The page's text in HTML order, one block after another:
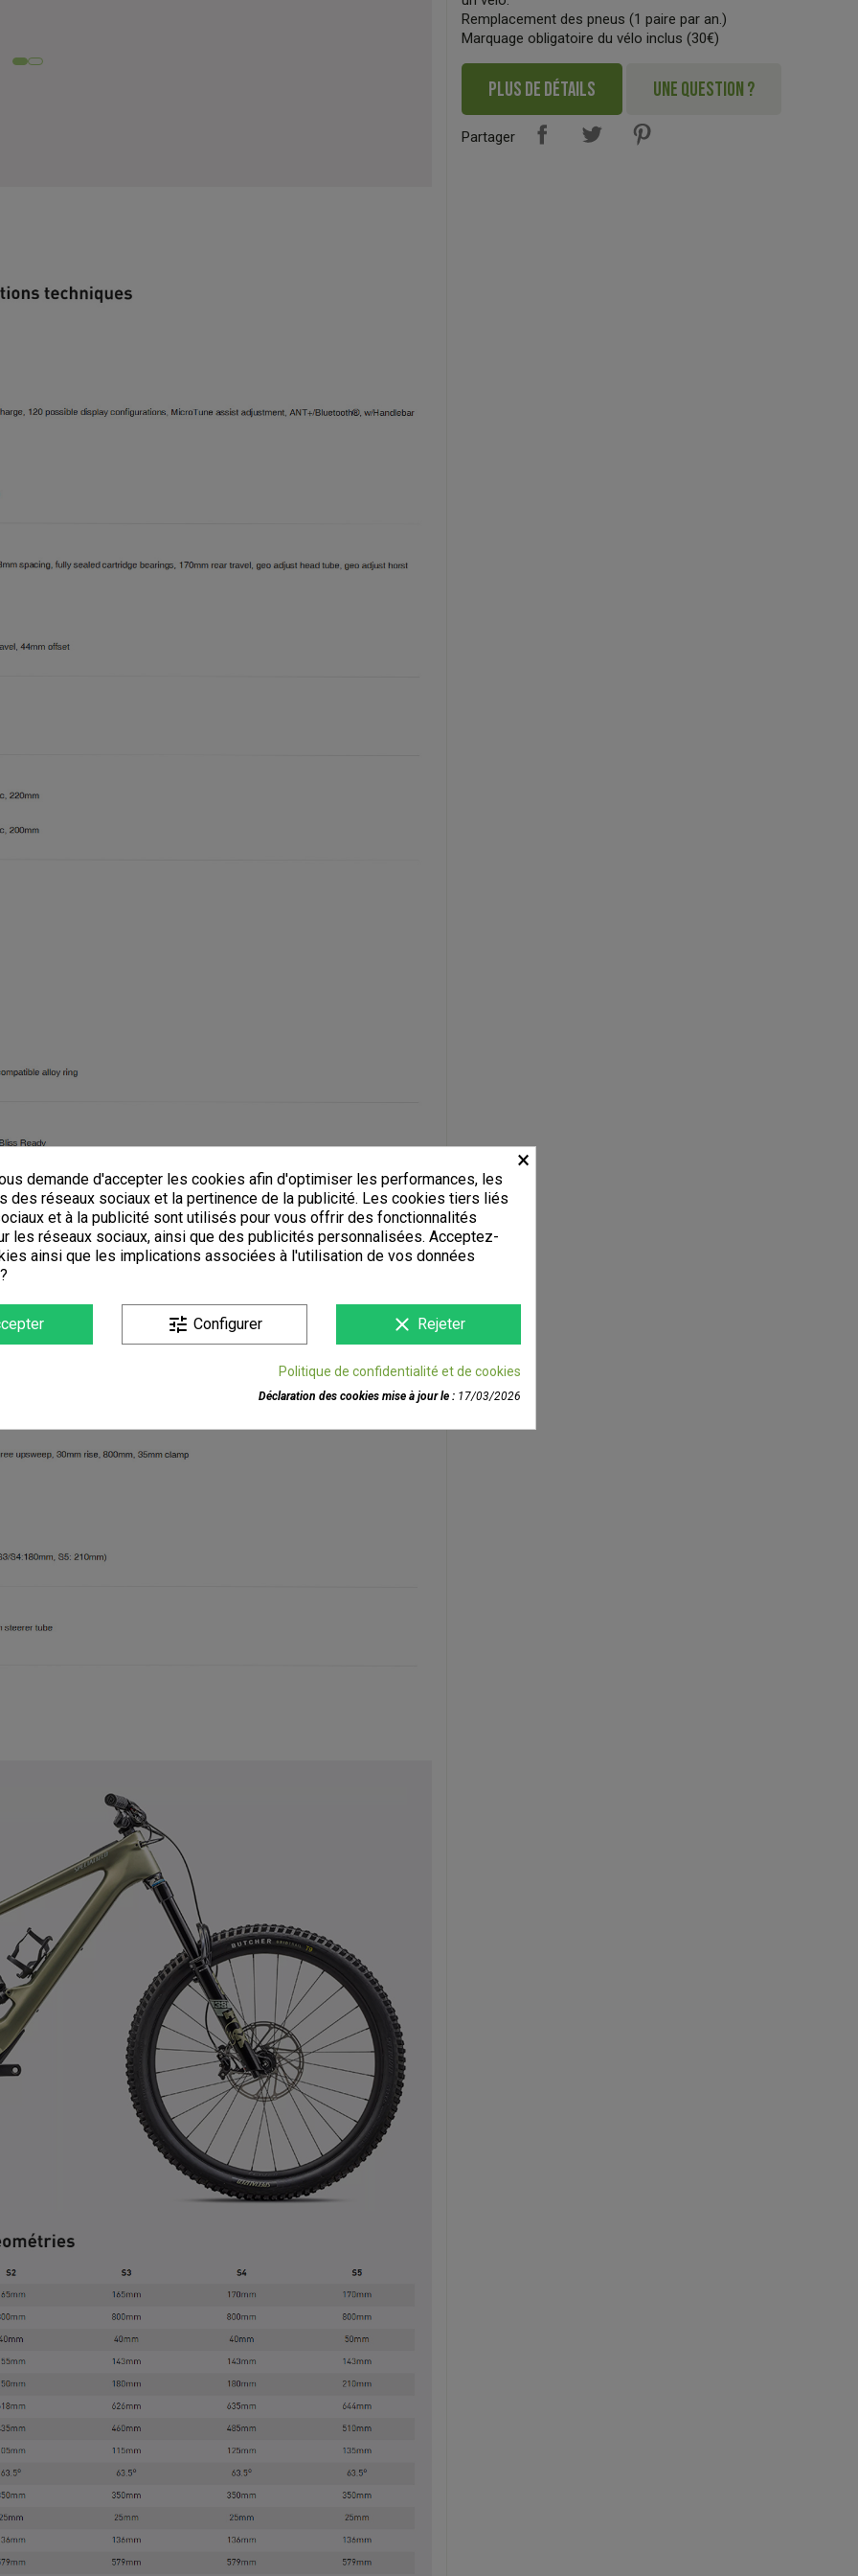
Remplacement des pneus (1 paire par an.)
Marquage obligatoire du vélo inclus (30€)
PLUS DE DÉTAILS UNE QUESTION ?
Partager
×
demande d'accepter les cookies afin d'optimiser les performances, les
des réseaux sociaux et la pertinence de la publicité. Les cookies tiers liés
et à la publicité sont utilisés pour vous offrir des fonctionnalités
les réseaux sociaux, ainsi que des publicités personnalisées. Acceptez-
ainsi que les implications associées à l'utilisation de vos données
tune Configurer clear Rejeter
Politique de confidentialité et de cookies
Déclaration des cookies mise à jour le : 17/03/2026